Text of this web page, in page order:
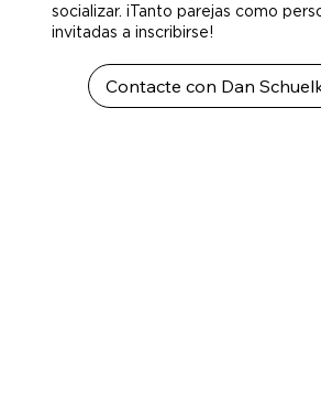
socializar. ¡Tanto parejas como
invitadas a inscribirse!
Contacte con Dan